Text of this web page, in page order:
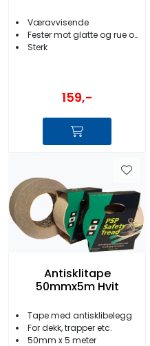
Væravvisende
Fester mot glatte og rue overflater
Sterk
159,-
Antisklitape
50mmx5m Hvit
Tape med antisklibelegg
For dekk, trapper etc.
50mm x 5 meter